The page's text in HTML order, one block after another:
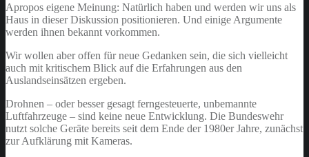
Apropos eigene Meinung: Natürlich haben und werden wir uns als
Haus in dieser Diskussion positionieren. Und einige Argumente
werden ihnen bekannt vorkommen.
Wir wollen aber offen für neue Gedanken sein, die sich vielleicht
auch mit kritischem Blick auf die Erfahrungen aus den
Auslandseinsätzen ergeben.
Drohnen – oder besser gesagt ferngesteuerte, unbemannte
Luftfahrzeuge – sind keine neue Entwicklung. Die Bundeswehr
nutzt solche Geräte bereits seit dem Ende der 1980er Jahre, zunächst
zur Aufklärung mit Kameras.